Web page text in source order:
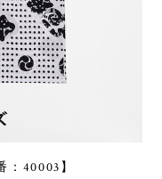
40003】